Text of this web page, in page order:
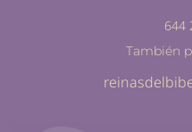
644
También